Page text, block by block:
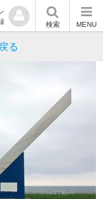
検索 MENU
る